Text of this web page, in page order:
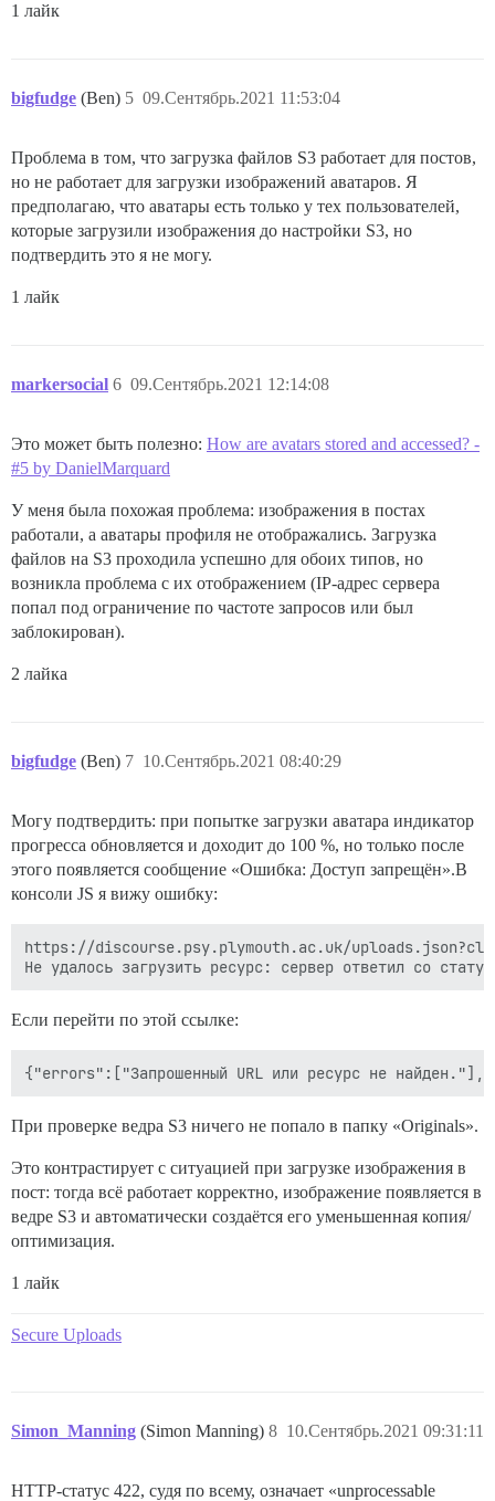
1 лайк
bigfudge (Ben) 09.Сентябрь.2021 11:53:04
5
Проблема в том, что загрузка файлов S3 работает для постов,
но не работает для загрузки изображений аватаров. Я
предполагаю, что аватары есть только у тех пользователей,
которые загрузили изображения до настройки S3, но
подтвердить это я не могу.
1 лайк
markersocial 09.Сентябрь.2021 12:14:08
6
Это может быть полезно: How are avatars stored and accessed? -
#5 by DanielMarquard
У меня была похожая проблема: изображения в постах
работали, а аватары профиля не отображались. Загрузка
файлов на S3 проходила успешно для обоих типов, но
возникла проблема с их отображением (IP-адрес сервера
попал под ограничение по частоте запросов или был
заблокирован).
2 лайка
bigfudge (Ben) 10.Сентябрь.2021 08:40:29
7
Могу подтвердить: при попытке загрузки аватара индикатор
прогресса обновляется и доходит до 100 %, но только после
этого появляется сообщение «Ошибка: Доступ запрещён».В
консоли JS я вижу ошибку:
https://discourse.psy.plymouth.ac.uk/
Если перейти по этой ссылке:
При проверке ведра S3 ничего не попало в папку «Originals».
Это контрастирует с ситуацией при загрузке изображения в
пост: тогда всё работает корректно, изображение появляется в
ведре S3 и автоматически создаётся его уменьшенная копия/
оптимизация.
1 лайк
Secure Uploads
Simon_Manning (Simon Manning) 10.Сентябрь.2021 09:31:11
8
HTTP-статус 422, судя по всему, означает «unprocessable